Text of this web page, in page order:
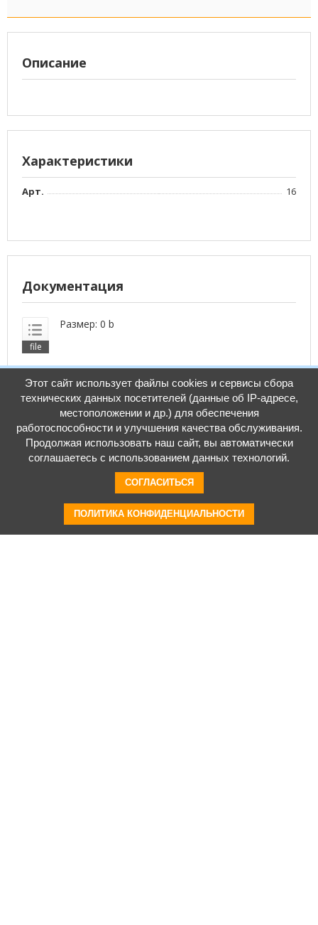
Описание
Характеристики
Арт. 16
Документация
Размер: 0 b
Видео
Этот сайт использует файлы cookies и сервисы сбора
технических данных посетителей (данные об IP-адресе,
местоположении и др.) для обеспечения
работоспособности и улучшения качества обслуживания.
Продолжая использовать наш сайт, вы автоматически
соглашаетесь с использованием данных технологий.
СОГЛАСИТЬСЯ
ПОЛИТИКА КОНФИДЕНЦИАЛЬНОСТИ